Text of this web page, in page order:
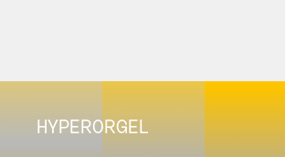
HYPERORGEL